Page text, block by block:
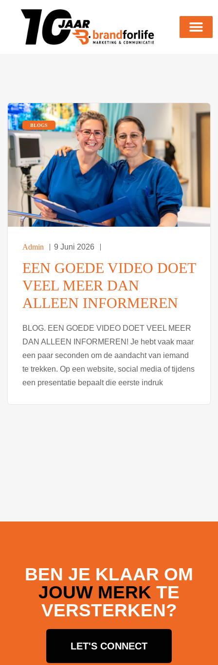
BLOGS
Admin 9 Juni 2026
EEN GOEDE VIDEO DOET
VEEL MEER DAN
ALLEEN INFORMEREN
BLOG. EEN GOEDE VIDEO DOET VEEL MEER
DAN ALLEEN INFORMEREN! Je hebt vaak maar
een paar seconden om de aandacht van iemand
te trekken. Op een website, social media of tijdens
een presentatie bepaalt die eerste indruk
BEN JE KLAAR OM
JOUW MERK TE
VERSTERKEN?
LET'S CONNECT